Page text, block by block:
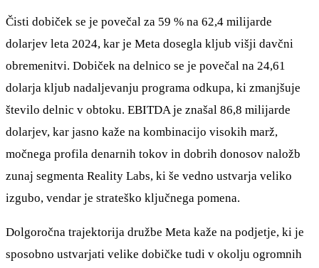
Čisti dobiček se je povečal za 59 % na 62,4 milijarde
dolarjev leta 2024, kar je Meta dosegla kljub višji davčni
obremenitvi. Dobiček na delnico se je povečal na 24,61
dolarja kljub nadaljevanju programa odkupa, ki zmanjšuje
število delnic v obtoku. EBITDA je znašal 86,8 milijarde
dolarjev, kar jasno kaže na kombinacijo visokih marž,
močnega profila denarnih tokov in dobrih donosov naložb
zunaj segmenta Reality Labs, ki še vedno ustvarja veliko
izgubo, vendar je strateško ključnega pomena.
Dolgoročna trajektorija družbe Meta kaže na podjetje, ki je
sposobno ustvarjati velike dobičke tudi v okolju ogromnih